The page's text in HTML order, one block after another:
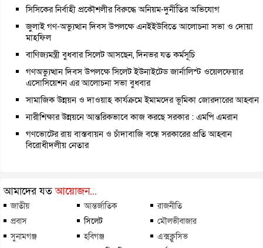
সিসিকের নির্বাহী প্রকৌশলীর বিরুদ্ধে অনিয়ম-দুর্নীতির অভিযোগ
জুলাই গণ-অভ্যুত্থান দিবস উপলক্ষে এনইইউবিতে আলোচনা সভা ও দোয়া
মাহফিল
বাণিজ্যমন্ত্রী বুধবার সিলেট আসছেন, দিনভর যত কর্মসূচি
গণঅভ্যুত্থান দিবস উপলক্ষে সিলেট ইউনাইটেড জার্নালিস্ট ওয়েলফেয়ার
এসোসিয়েশন এর আলোচনা সভা বুধবার
সামাজিক উন্নয়ন ও দাওয়াহ কার্যক্রমে ইমামদের ভূমিকা জোরদারের আহ্বান
নারীশিক্ষার উন্নয়নে আন্তরিকভাবে কাজ করছে সরকার : এমপি এমরান
গণভোটের রায় বাস্তবায়ন ও চাঁদাবাজি বন্ধে সরকারের প্রতি আহ্বান
বিরোধীদলীয় নেতার
আমাদের যতআয়োজন...
জাতীয় আন্তর্জাতিক
রাজনীতি
প্রবাস
সিলেট
মৌলভীবাজার
সুনামগঞ্জ
হবিগঞ্জ
এক্সক্লুসিভ